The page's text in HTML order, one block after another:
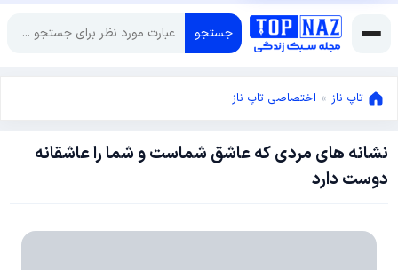
جستجو
تاپ ناز » اختصاصی تاپ ناز
نشانه های مردی که عاشق شماست و شما را عاشقانه
دوست دارد
دسامبر
16,